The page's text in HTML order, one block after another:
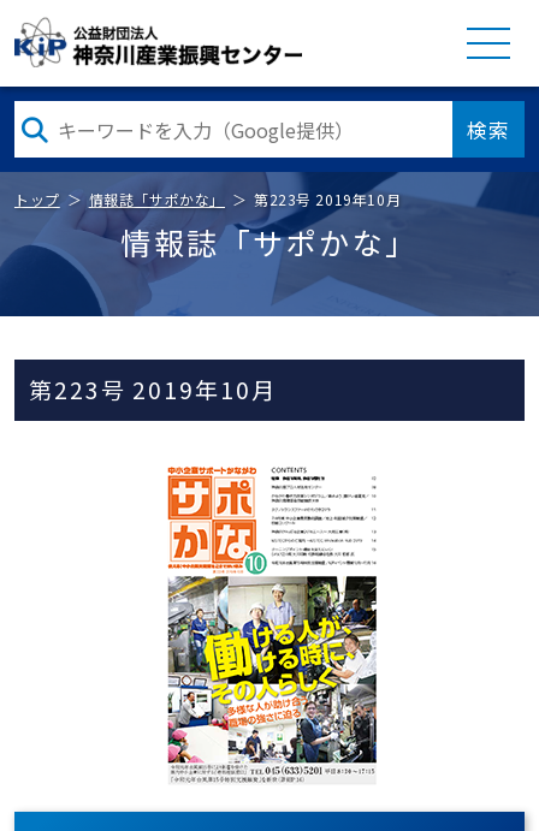
検索
トップ 情報誌「サポかな」 第223号 2019年10月
情報誌「サポかな」
第223号 2019年10月